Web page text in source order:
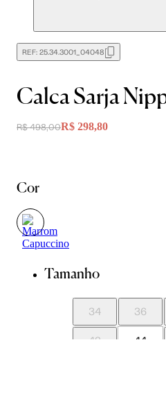
REF: 25.34.3001_04048
Calca Sarja
R$ 498,00R$ 298,80
Cor
Tamanho
34 36
42 44